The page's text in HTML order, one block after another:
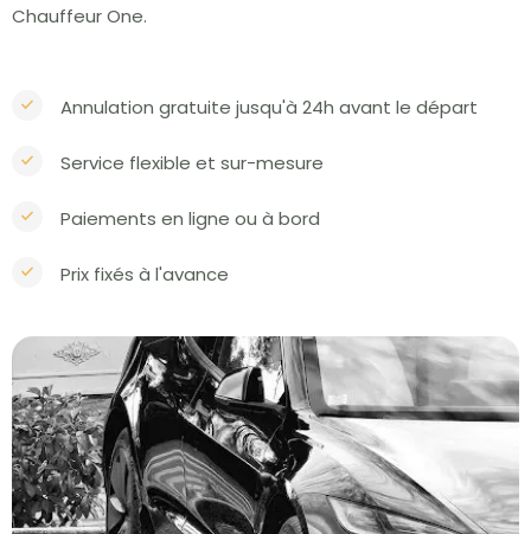
Chauffeur One.
Annulation gratuite jusqu'à 24h avant le départ
Service flexible et sur-mesure
Paiements en ligne ou à bord
Prix fixés à l'avance